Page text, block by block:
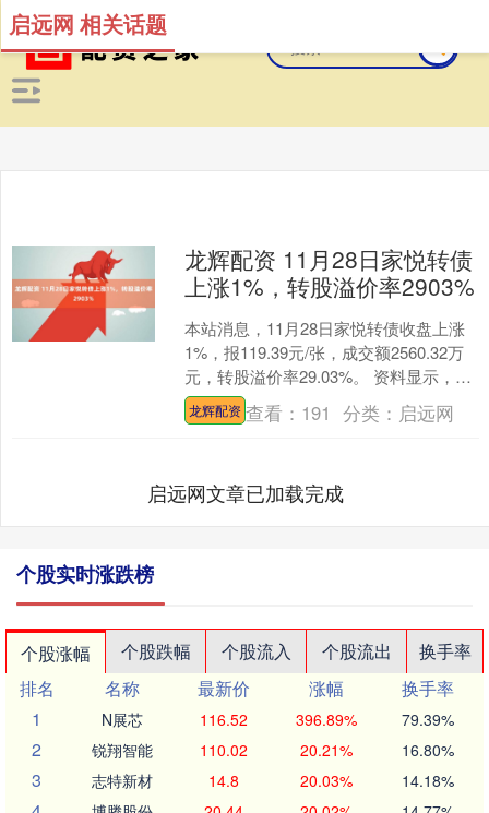
启远网 相关话题
龙辉配资 11月28日家悦转债
上涨1%，转股溢价率2903%
本站消息，11月28日家悦转债收盘上涨
1%，报119.39元/张，成交额2560.32万
元，转股溢价率29.03%。 资料显示，家
悦转债信用级别为“AA”，债券....
龙辉配资 查看： 191 分类： 启远网
启远网文章已加载完成
个股实时涨跌榜
个股涨幅 个股跌幅 个股流入 个股流出
换手率
排名
名称 最新价 涨幅
换手率
1
N展芯 116.52 396.89% 79.39%
2 锐翔智能 110.02 20.21% 16.80%
3 志特新材 14.8 20.03% 14.18%